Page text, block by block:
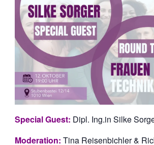
Special Guest: Dipl. Ing.in Silke
Moderation: Tina Reisenbichler &